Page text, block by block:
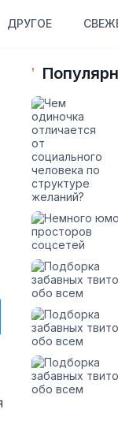
ДРУГОЕ